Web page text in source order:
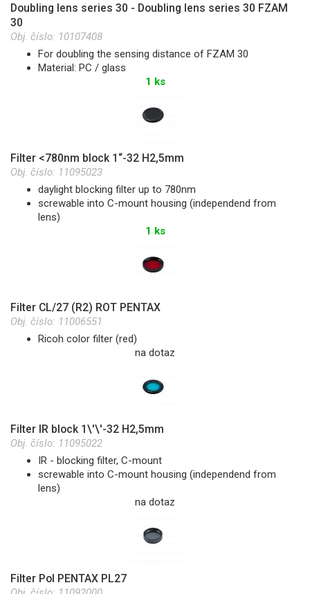
Doubling lens series 30 - Doubling lens series 30 FZAM
30
Obj. číslo: 10107408
For doubling the sensing distance of FZAM 30
Material: PC / glass
1 ks
Filter <780nm block 1“-32 H2,5mm
Obj. číslo: 11095023
daylight blocking filter up to 780nm
screwable into C-mount housing (independend from
lens)
1 ks
Filter CL/27 (R2) ROT PENTAX
Obj. číslo: 11006551
Ricoh color filter (red)
na dotaz
Filter IR block 1\'\'-32 H2,5mm
Obj. číslo: 11095022
IR - blocking filter, C-mount
screwable into C-mount housing (independend from
lens)
na dotaz
Filter Pol PENTAX PL27